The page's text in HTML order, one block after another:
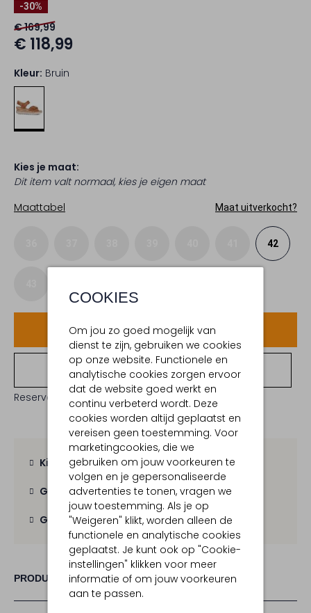
COOKIES
Om jou zo goed mogelijk van
dienst te zijn, gebruiken we cookies
op onze website. Functionele en
analytische cookies zorgen ervoor
dat de website goed werkt en
continu verbeterd wordt. Deze
cookies worden altijd geplaatst en
vereisen geen toestemming. Voor
marketingcookies, die we
gebruiken om jouw voorkeuren te
volgen en je gepersonaliseerde
advertenties te tonen, vragen we
jouw toestemming. Als je op
"Weigeren" klikt, worden alleen de
functionele en analytische cookies
geplaatst. Je kunt ook op "Cookie-
instellingen" klikken voor meer
informatie of om jouw voorkeuren
aan te passen.
-30%
€ 169,99
€ 118,99
Kleur: Bruin
Kies je maat:
Dit item valt normaal, kies je eigen maat
Maattabel
Maat uitverkocht?
42
Voeg toe
Bekijk winkelvoorraad
Reserveer direct in een van onze 19 boutiques
Kies zelf je bezorgmoment
Gratis verzending vanaf € 100,-
Gratis retourbinnen 30 dagen
PRODUCT INFORMATIE